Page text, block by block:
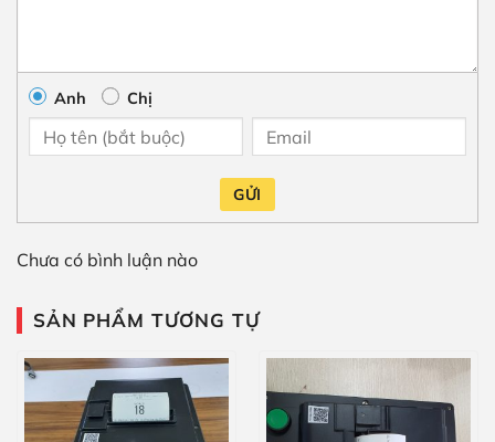
Anh Chị
GỬI
Chưa có bình luận nào
SẢN PHẨM TƯƠNG TỰ